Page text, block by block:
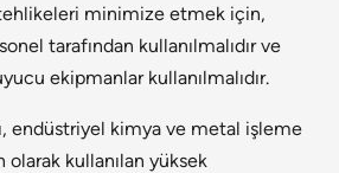
minimize etmek için,
tarafından kullanılmalıdır ve
ekipmanlar kullanılmalıdır.
endüstriyel kimya ve metal işleme
olarak kullanılan yüksek